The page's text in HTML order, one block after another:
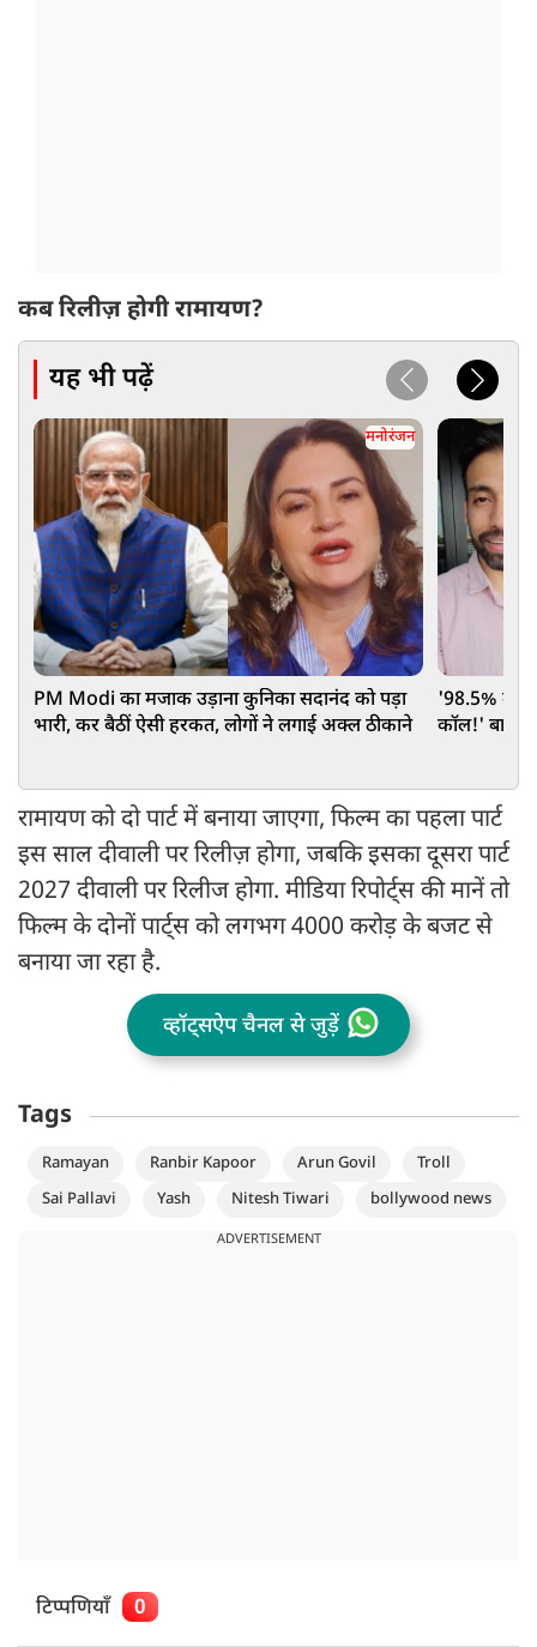
कब रिलीज़ होगी रामायण?
यह भी पढ़ें
मनोरंजन
PM Modi का मजाक उड़ाना कुनिका सदानंद को पड़ा
भारी, कर बैठीं ऐसी हरकत, लोगों ने लगाई अक्ल ठीकाने
'98.5%
कॉल!'
रामायण को दो पार्ट में बनाया जाएगा, फिल्म का पहला पार्ट
इस साल दीवाली पर रिलीज़ होगा, जबकि इसका दूसरा पार्ट
2027 दीवाली पर रिलीज होगा. मीडिया रिपोर्ट्स की मानें तो
फिल्म के दोनों पार्ट्स को लगभग 4000 करोड़ के बजट से
बनाया जा रहा है.
व्हॉट्सऐप चैनल से जुड़ें
Tags
Ramayan Ranbir Kapoor Arun Govil
Troll
Sai Pallavi
Yash Nitesh Tiwari bollywood news
ADVERTISEMENT
टिप्पणियाँ 0